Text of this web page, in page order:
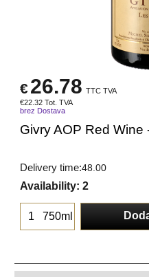
€26.78 TTC TVA
€22.32 Tot. TVA
brez Dostava
Givry AOP Red Wine
Delivery time:48.00
Availability: 2
750ml